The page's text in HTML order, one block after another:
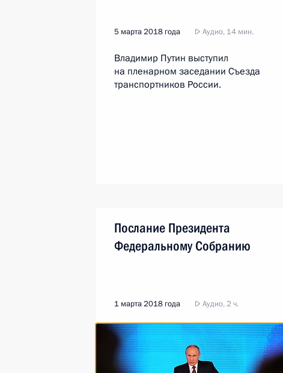
5 марта 2018 года Аудио, 14 мин.
Владимир Путин выступил
на пленарном заседании Съезда
транспортников России.
Послание Президента
Федеральному Собранию
1 марта 2018 года Аудио, 2 ч.